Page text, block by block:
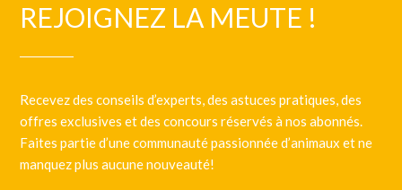
REJOIGNEZ LA MEUTE !
Recevez des conseils d’experts, des astuces pratiques, des
offres exclusives et des concours réservés à nos abonnés.
Faites partie d’une communauté passionnée d’animaux et ne
manquez plus aucune nouveauté!